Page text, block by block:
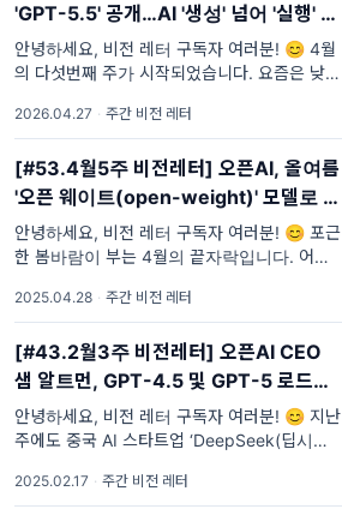
'GPT-5.5' 공개…AI '생성' 넘어 '실행' 단
계로
안녕하세요, 비전 레터 구독자 여러분! 😊 4월
의 다섯번째 주가 시작되었습니다. 요즘은 낮에
침저녁으로는 선선한 공기가 느껴지는 등 일교
2026.04.27 · 주간 비전 레터
[#53.4월5주 비전레터] 오픈AI, 올여름
'오픈 웨이트(open-weight)' 모델로 '오
픈소스 리더십' 탈환 노린다!
안녕하세요, 비전 레터 구독자 여러분! 😊 포근
한 봄바람이 부는 4월의 끝자락입니다. 어느새
에너지가 가득 채워지고 있네요. 🌿 비전
2025.04.28 · 주간 비전 레터
[#43.2월3주 비전레터] 오픈AI CEO
샘 알트먼, GPT-4.5 및 GPT-5 로드맵
공개…"추론·비추론 모델 통합"
안녕하세요, 비전 레터 구독자 여러분! 😊 지난
주에도 중국 AI 스타트업 ‘DeepSeek(딥시크)'
기업을 넘어 기존 AI 강자들에
2025.02.17 · 주간 비전 레터